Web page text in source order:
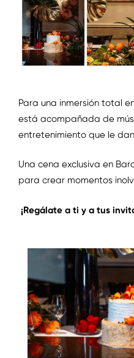
Para una inmersión total
está acompañada de
entretenimiento que le
Una cena exclusiva en
para crear momentos
¡Regálate a ti y a tus